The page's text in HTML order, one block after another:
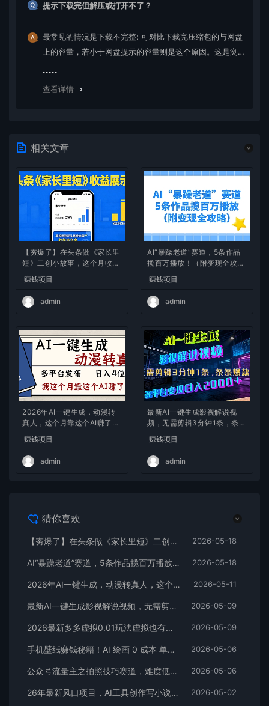
提示下载完但解压或打开不了？
最常见的情况是下载不完整: 可对比下载完压缩包的与网盘
上的容量，若小于网盘提示的容量则是这个原因。这是浏
查看详情
相关文章
【夯爆了】在头条做《家长里
短》二创小故事，这个月收益
2w+
赚钱项目
admin
AI“暴躁老道”赛道，5条作品
揽百万播放！（附变现全攻
略）
赚钱项目
admin
2026年AI一键生成，动漫转
真人，这个月靠这个AI赚了2
赚钱项目
admin
最新AI一键生成影视解说视
频，无需剪辑3分钟1条，条条
+
赚钱项目
admin
猜你喜欢
【夯爆了】在头条做《家长里短》二创小故事，这个月收益2w+ 2026-05-18
AI“暴躁老道”赛道，5条作品揽百万播放！（附变现全攻略） 2026-05-18
2026年AI一键生成，动漫转真人，这个月靠这个AI赚了2W+ 2026-05-11
最新AI一键生成影视解说视频，无需剪辑3分钟1条，条条爆款，多平台变现日入2000+ 2026-05-09
2026最新多多虚拟0.01玩法虚拟也有新门路轻松日入2500! 2026-05-09
手机壁纸赚钱秘籍！AI 绘画 0 成本 单店狂销 3.8 万单 2026-05-06
公众号流量主之拍照技巧赛道，难度低+流量大，起号第一篇就爆了10w阅读！ 2026-05-06
26年最新风口项目，AI工具创作写小说，轻松实现日入1000+ 2026-05-02